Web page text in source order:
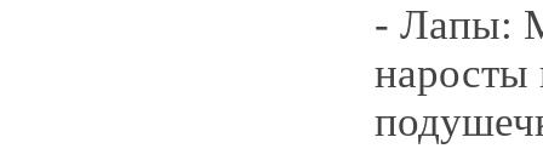
- Лапы: